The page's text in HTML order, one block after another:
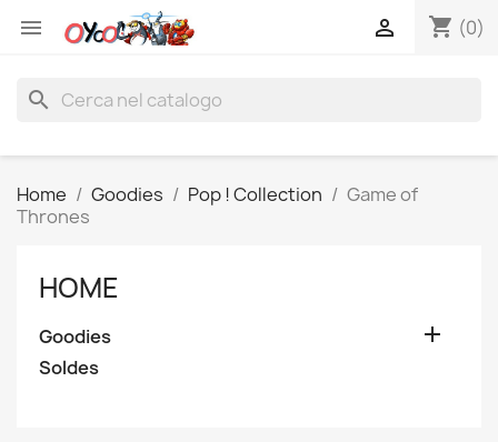
 shopping_cart (0)

search
Home Goodies Pop ! Collection
Game of
Thrones
HOME
Goodies 
Soldes